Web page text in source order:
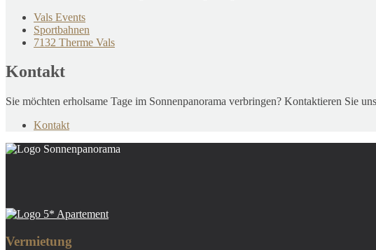
Vals Events
Sportbahnen
7132 Therme Vals
Kontakt
Sie möchten erholsame Tage im Sonnenpanorama verbringen? Kontaktieren Sie
Kontakt
Vermietung